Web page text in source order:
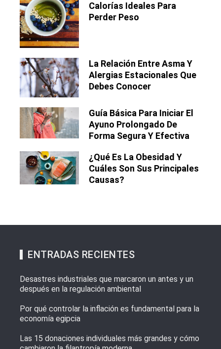
Calorías Ideales Para
Perder Peso
La Relación Entre Asma Y
Alergias Estacionales Que
Debes Conocer
Guía Básica Para Iniciar El
Ayuno Prolongado De
Forma Segura Y Efectiva
¿Qué Es La Obesidad Y
Cuáles Son Sus Principales
Causas?
ENTRADAS RECIENTES
Desastres industriales que marcaron un antes y un
después en la regulación ambiental
Por qué controlar la inflación es fundamental para la
economía egipcia
Las 15 donaciones individuales más grandes y cómo